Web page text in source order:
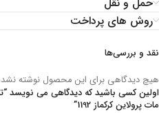
روش های پرداخت
نقد و بررسی‌ها
هیچ دیدگاهی برای این محصول نوشته
مات پرولاین کرکماز 1192”